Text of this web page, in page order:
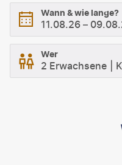
Wann & wie lange?
11.08.26 –
Wer
2 Erwachsene